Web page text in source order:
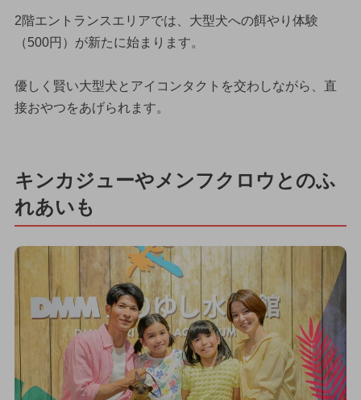
2階エントランスエリアでは、大型犬への餌やり体験
（500円）が新たに始まります。
優しく賢い大型犬とアイコンタクトを交わしながら、直
接おやつをあげられます。
キンカジューやメンフクロウとのふ
れあいも